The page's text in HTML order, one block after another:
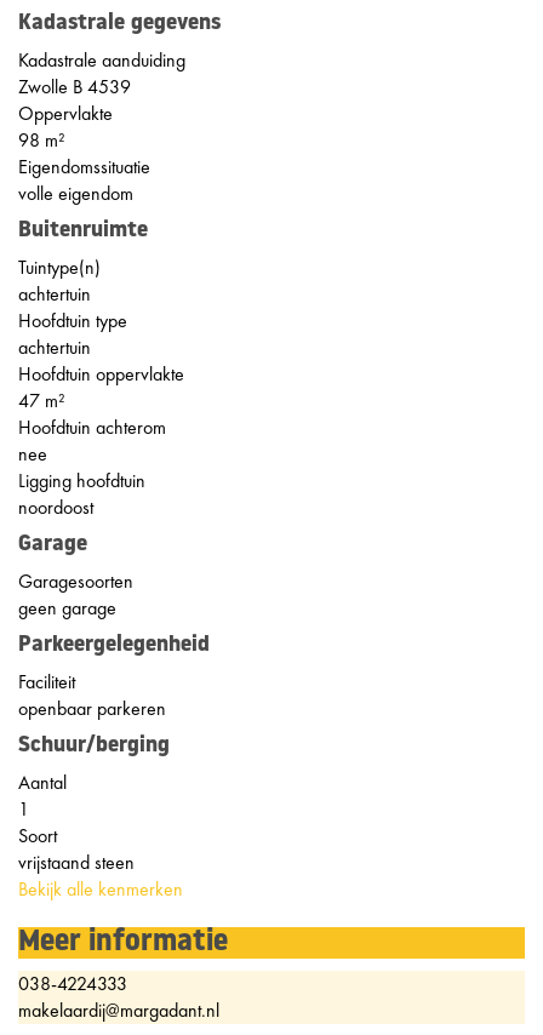
Kadastrale gegevens
Kadastrale aanduiding
Zwolle B 4539
Oppervlakte
98 m²
Eigendomssituatie
volle eigendom
Buitenruimte
Tuintype(n)
achtertuin
Hoofdtuin type
achtertuin
Hoofdtuin oppervlakte
47 m²
Hoofdtuin achterom
nee
Ligging hoofdtuin
noordoost
Garage
Garagesoorten
geen garage
Parkeergelegenheid
Faciliteit
openbaar parkeren
Schuur/berging
Aantal
1
Soort
vrijstaand steen
Bekijk alle kenmerken
Meer informatie
038-4224333
makelaardij@margadant.nl